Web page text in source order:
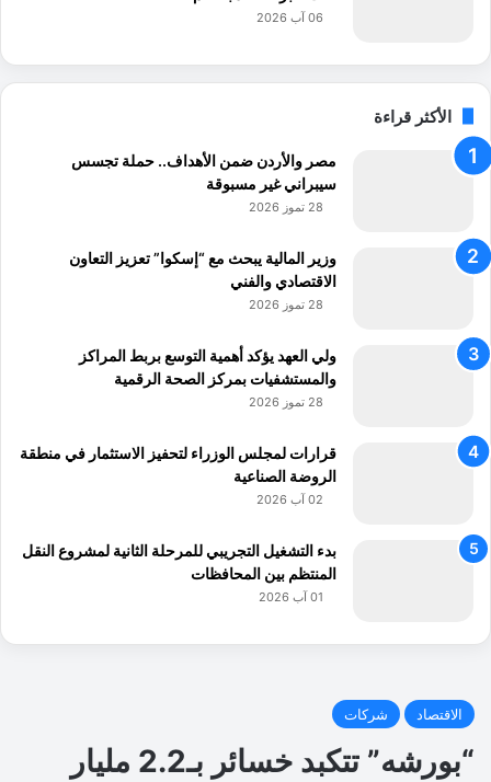
06 آب 2026
الأكثر قراءة
مصر والأردن ضمن الأهداف.. حملة تجسس
سيبراني غير مسبوقة
28 تموز 2026
وزير المالية يبحث مع “إسكوا” تعزيز التعاون
الاقتصادي والفني
28 تموز 2026
ولي العهد يؤكد أهمية التوسع بربط المراكز
والمستشفيات بمركز الصحة الرقمية
28 تموز 2026
قرارات لمجلس الوزراء لتحفيز الاستثمار في منطقة
الروضة الصناعية
02 آب 2026
بدء التشغيل التجريبي للمرحلة الثانية لمشروع النقل
المنتظم بين المحافظات
01 آب 2026